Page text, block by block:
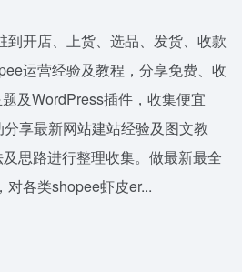
到开店、上货、选品、发货、收款
运营经验及教程，分享免费、收
及WordPress插件，收集便宜
享最新网站建站经验及图文教
思路进行整理收集。做最新最全
对各类shopee虾皮er...